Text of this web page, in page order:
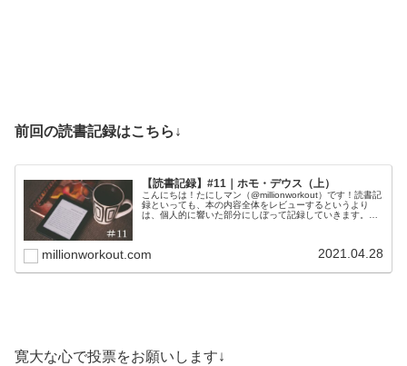
前回の読書記録はこちら↓
【読書記録】#11｜ホモ・デウス（上）
こんにちは！たにしマン（@millionworkout）です！読書記
録といっても、本の内容全体をレビューするというより
は、個人的に響いた部分にしぼって記録していきます。今
millionworkout.com 2021.04.28
寛大な心で投票をお願いします↓